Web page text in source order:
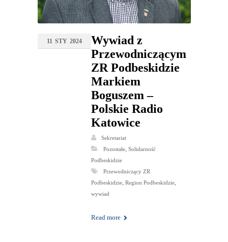
11 STY 2024
Wywiad z
Przewodniczącym
ZR Podbeskidzie
Markiem
Boguszem –
Polskie Radio
Katowice
Sekretariat
Pozostałe, Solidarność
Podbeskidzie
Przewodniczący ZR
Podbeskidzie, Region Podbeskidzie,
wywiad
Read more